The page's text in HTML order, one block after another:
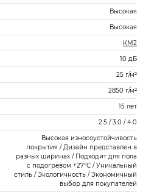
Высокая
Высокая
КМ2
10 дБ
25 г/м²
2850 г/м²
15 лет
2.5 / 3.0 / 4.0
Высокая износоустойчивость
покрытия / Дизайн представлен в
разных ширинах / Подходит для пола
с подогревом +27°С / Уникальный
стиль / Экологичность / Экономичный
выбор для покупателей